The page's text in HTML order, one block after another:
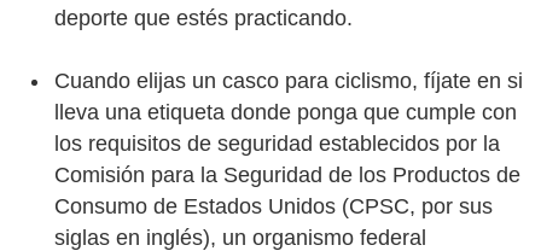
deporte que estés practicando.
Cuando elijas un casco para ciclismo, fíjate en si
lleva una etiqueta donde ponga que cumple con
los requisitos de seguridad establecidos por la
Comisión para la Seguridad de los Productos de
Consumo de Estados Unidos (CPSC, por sus
siglas en inglés), un organismo federal